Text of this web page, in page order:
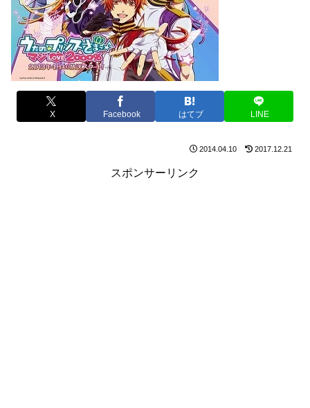
X Facebook はてブ LINE
2014.04.10 2017.12.21
スポンサーリンク